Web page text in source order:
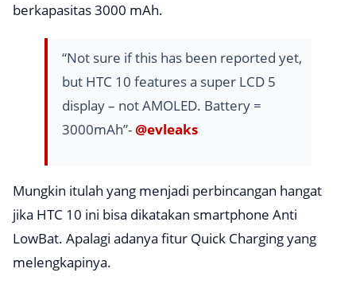
berkapasitas 3000 mAh.
“Not sure if this has been reported yet,
but HTC 10 features a super LCD 5
display – not AMOLED. Battery =
3000mAh”-@evleaks
Mungkin itulah yang menjadi perbincangan hangat
jika HTC 10 ini bisa dikatakan smartphone Anti
LowBat. Apalagi adanya fitur Quick Chargingyang
melengkapinya.